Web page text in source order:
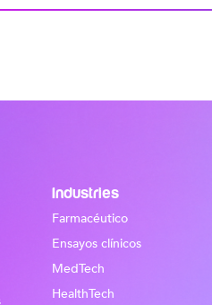
Industries
Farmacéutico
Ensayos clínicos
MedTech
HealthTech